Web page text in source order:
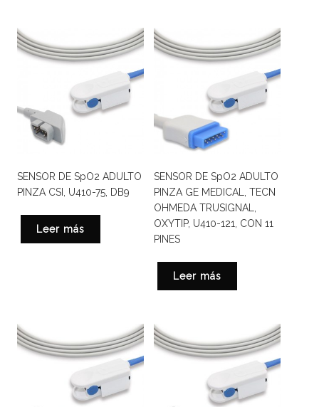
SENSOR DE SpO2 ADULTO
PINZA CSI, U410-75, DB9
Leer más
SENSOR DE SpO2 ADULTO
PINZA GE MEDICAL, TECN
OHMEDA TRUSIGNAL,
OXYTIP, U410-121, CON 11
PINES
Leer más